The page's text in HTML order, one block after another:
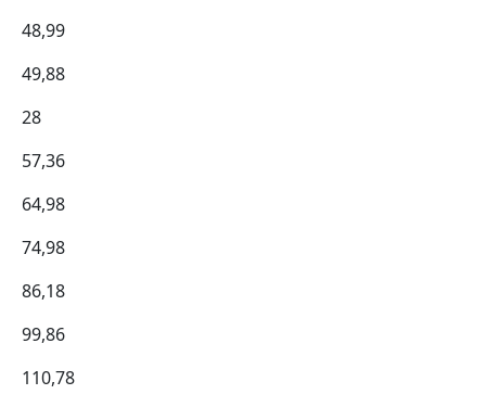
48,99
49,88
28
57,36
64,98
74,98
86,18
99,86
110,78